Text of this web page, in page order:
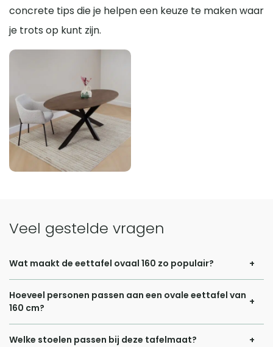
concrete tips die je helpen een keuze te maken waar
je trots op kunt zijn.
Veel gestelde vragen
Wat maakt de eettafel ovaal 160 zo populair?
populair is, heeft alles te maken met de combinatie van
stijl en functionaliteit. In moderne Nederlandse woningen,
waar de eetruimte vaak wordt gecombineerd met de
Hoeveel personen passen aan een ovale eettafel van
160 cm?
Welke stoelen passen bij deze tafelmaat?